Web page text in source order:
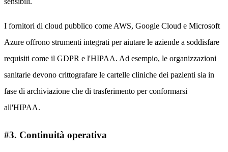
I fornitori di cloud pubblico come AWS, Google Cloud e Microsoft
Azure offrono strumenti integrati per aiutare le aziende a soddisfare
requisiti come il GDPR e l'HIPAA. Ad esempio, le organizzazioni
sanitarie devono crittografare le cartelle cliniche dei pazienti sia in
fase di archiviazione che di trasferimento per conformarsi
all'HIPAA.
#3. Continuità operativa